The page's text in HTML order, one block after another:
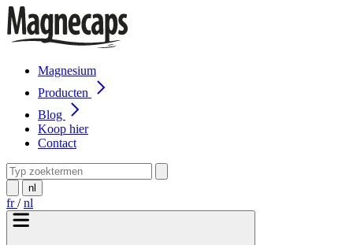
Magnesium
Producten
Blog
Koop hier
Contact
nl
fr/ nl